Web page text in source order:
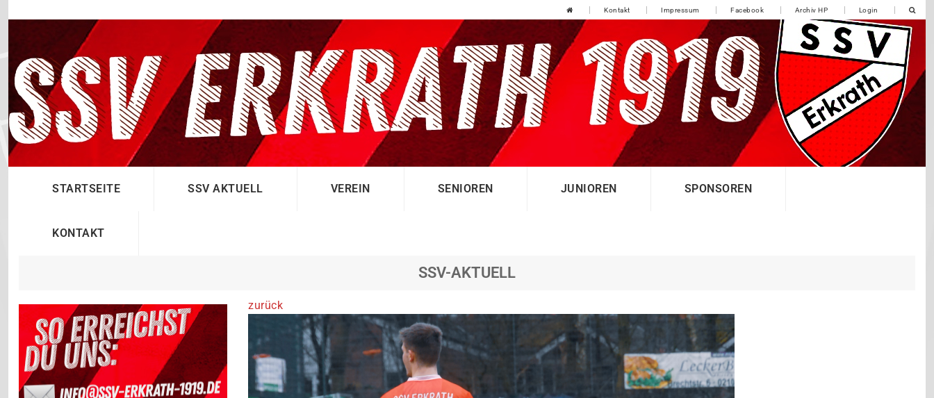
Kontakt Impressum Facebook Archiv HP Login
STARTSEITE SSV AKTUELL VEREIN SENIOREN JUNIOREN SPONSOREN
KONTAKT
SSV-AKTUELL
zurück